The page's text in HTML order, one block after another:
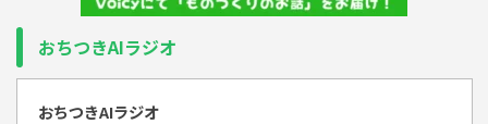
おちつきAIラジオ
おちつきAIラジオ